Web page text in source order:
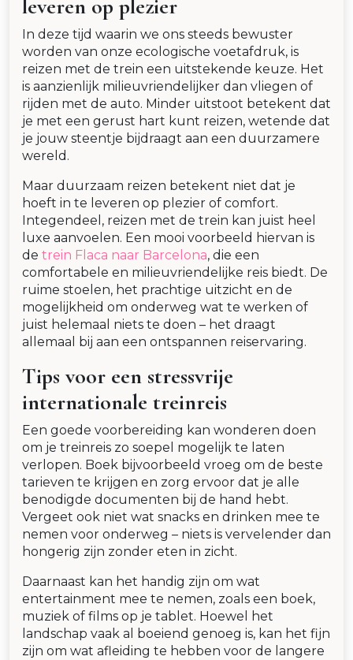
leveren op plezier
In deze tijd waarin we ons steeds bewuster
worden van onze ecologische voetafdruk, is
reizen met de trein een uitstekende keuze. Het
is aanzienlijk milieuvriendelijker dan vliegen of
rijden met de auto. Minder uitstoot betekent dat
je met een gerust hart kunt reizen, wetende dat
je jouw steentje bijdraagt aan een duurzamere
wereld.
Maar duurzaam reizen betekent niet dat je
hoeft in te leveren op plezier of comfort.
Integendeel, reizen met de trein kan juist heel
luxe aanvoelen. Een mooi voorbeeld hiervan is
de trein Flaca naar Barcelona, die een
comfortabele en milieuvriendelijke reis biedt. De
ruime stoelen, het prachtige uitzicht en de
mogelijkheid om onderweg wat te werken of
juist helemaal niets te doen – het draagt
allemaal bij aan een ontspannen reiservaring.
Tips voor een stressvrije
internationale treinreis
Een goede voorbereiding kan wonderen doen
om je treinreis zo soepel mogelijk te laten
verlopen. Boek bijvoorbeeld vroeg om de beste
tarieven te krijgen en zorg ervoor dat je alle
benodigde documenten bij de hand hebt.
Vergeet ook niet wat snacks en drinken mee te
nemen voor onderweg – niets is vervelender dan
hongerig zijn zonder eten in zicht.
Daarnaast kan het handig zijn om wat
entertainment mee te nemen, zoals een boek,
muziek of films op je tablet. Hoewel het
landschap vaak al boeiend genoeg is, kan het fijn
zijn om wat afleiding te hebben voor de langere